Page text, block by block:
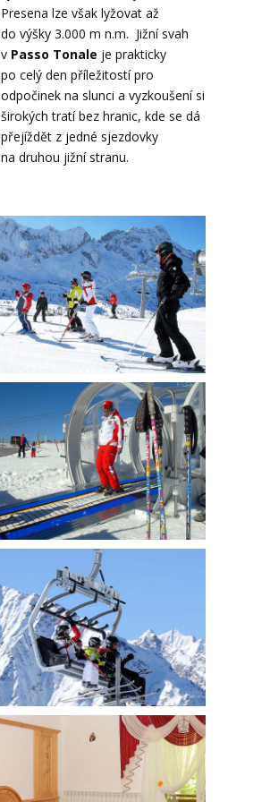
Presena lze však lyžovat až
do výšky 3.000 m n.m. Jižní svah
v Passo Tonale je prakticky
po celý den příležitostí pro
odpočinek na slunci a vyzkoušení si
širokých tratí bez hranic, kde se dá
přejíždět z jedné sjezdovky
na druhou jižní stranu.